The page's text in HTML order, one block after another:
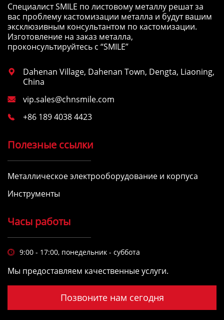
Специалист SMILE по листовому металлу решат за
вас проблему кастомизации металла и будут вашим
эксклюзивным консультантом по кастомизации.
Изготовление на заказ металла,
проконсультируйтесь с “SMILE”

Dahenan Village, Dahenan Town, Dengta, Liaoning,
China
 vip.sales@chnsmile.com
 +86 189 4038 4423
Полезные ссылки
Металлическое электрооборудование и корпуса
Инструменты
Часы работы
 9:00 - 17:00, понедельник - суббота
Мы предоставляем качественные услуги.
Позвоните нам сегодня